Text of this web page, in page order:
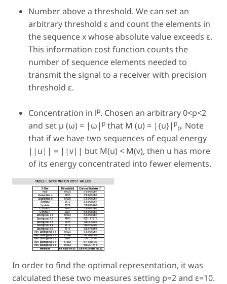
Number above a threshold. We can set an
arbitrary threshold ε and count the elements in
the sequence x whose absolute value exceeds ε.
This information cost function counts the
number of sequence elements needed to
transmit the signal to a receiver with precision
threshold ε.
Concentration in lp. Chosen an arbitrary0<p<2
and set µ (ω) = |ω| p that M (u) = |{u}| p
p. Note
that if we have two sequences of equal energy
||u|| = ||v|| but M(u) < M(v), then u has more
of its energy concentrated into fewer elements.
In order to find the optimal representation, it was
calculated these two measures setting p=2 and ε=10.